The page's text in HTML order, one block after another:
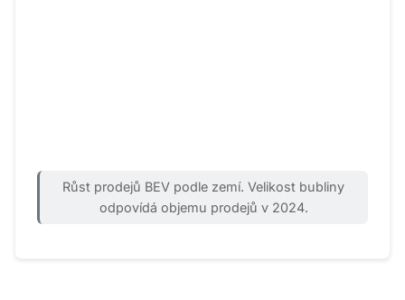
Růst prodejů BEV podle zemí. Velikost bubliny
odpovídá objemu prodejů v 2024.